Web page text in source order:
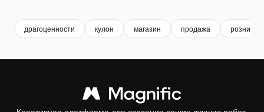
драгоценности кулон магазин продажа